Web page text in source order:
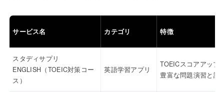
サービス名 カテゴリ 特徴
スタディサプリ
ENGLISH（TOEIC対策コー
ス）
英語学習アプリ
TOEICスコアアップ
豊富な問題演習と講